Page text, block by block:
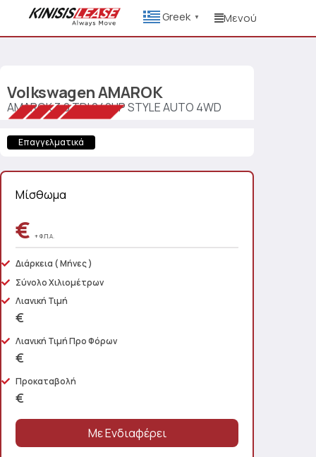
Greek ▼ Μενού
VolkswagenAMAROK
AMAROK 3.0 TDI 240HP STYLE AUTO 4WD
Επαγγελματικά
Μίσθωμα
€ + Φ.Π.Α.
Διάρκεια ( Μήνες )
Σύνολο Χιλιομέτρων
Λιανική Τιμή
€
Λιανική Τιμή Προ Φόρων
€
Προκαταβολή
€